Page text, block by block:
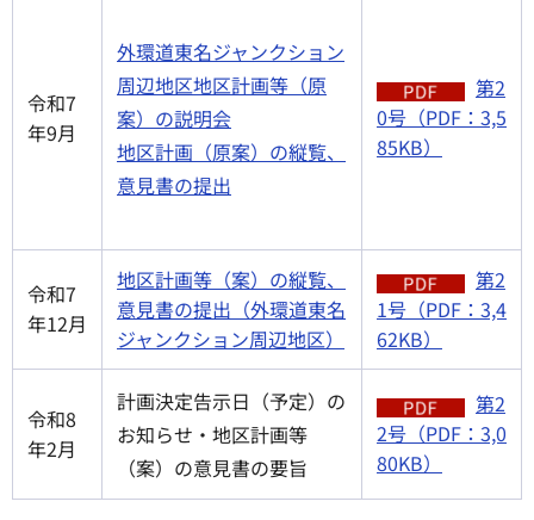
令和7
年9月
外環道東名ジャンクション
周辺地区地区計画等（原
案）の説明会
地区計画（原案）の縦覧、
意見書の提出
第2
0号（PDF：3,5
85KB）
令和7
年12月
地区計画等（案）の縦覧、
意見書の提出（外環道東名
ジャンクション周辺地区）
第2
1号（PDF：3,4
62KB）
令和8
年2月
計画決定告示日（予定）の
お知らせ・地区計画等
（案）の意見書の要旨
第2
2号（PDF：3,0
80KB）